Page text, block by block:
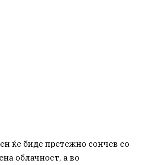
ќе биде претежно сончев со
облачност, а во